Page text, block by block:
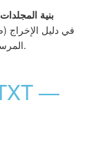
بنية المجلدات
المرسلة، المسودات كمجلدات فرعية منفصلة).